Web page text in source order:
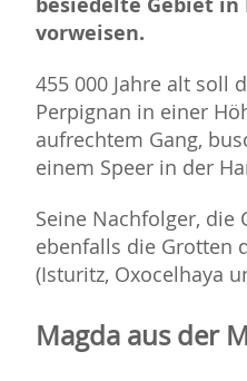
vorweisen.
455 000 Jahre alt soll
Perpignan in einer
aufrechtem Gang,
einem Speer in der
Seine Nachfolger, die
ebenfalls die Grotten
(Isturitz, Oxocelhaya
Magda aus der